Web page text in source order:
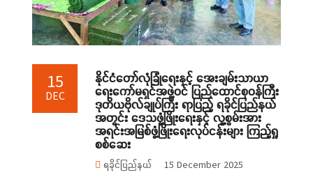
15
DEC
နိုင်ငံတော်လုံခြုံရေးနှင့် အေးချမ်းသာယာ
ရေးကော်မရှင်အဖွဲ့ဝင် ပြည်ထောင်စုဝန်ကြီး
ဒုတိယဗိုလ်ချုပ်ကြီး ရာပြည့် ရခိုင်ပြည်နယ်
အတွင်း ဒေသဖွံ့ဖြိုးရေးနှင့် လူ့စွမ်းအား
အရင်းအမြစ်ဖွံ့ဖြိုးရေးလုပ်ငန်းများ ကြည့်ရှု
စစ်ဆေး
ရခိုင်ပြည်နယ် 15 December 2025